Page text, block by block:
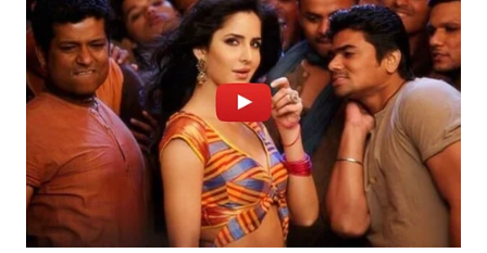
WAHANA
HEALTH
WAHANA
WISATA
LAPAK
WAHANA